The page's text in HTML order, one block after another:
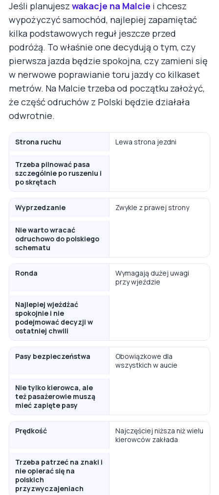
Jeśli planujesz wakacje na Malcie i chcesz
wypożyczyć samochód, najlepiej zapamiętać
kilka podstawowych reguł jeszcze przed
podróżą. To właśnie one decydują o tym, czy
pierwsza jazda będzie spokojna, czy zamieni się
w nerwowe poprawianie toru jazdy co kilkaset
metrów. Na Malcie trzeba od początku założyć,
że część odruchów z Polski będzie działała
odwrotnie.
Strona ruchu Lewa strona jezdni
Trzeba pilnować pasa
szczególnie po ruszeniu i
po skrętach
Wyprzedzanie Zwykle z prawej strony
Nie warto wracać
odruchowo do polskiego
schematu
Ronda
Wymagają dużej uwagi
przy wjeździe
Najlepiej wjeżdżać
spokojnie i nie
podejmować decyzji w
ostatniej chwili
Pasy bezpieczeństwa
Obowiązkowe dla
wszystkich w aucie
Nie tylko kierowca, ale
też pasażerowie muszą
mieć zapięte pasy
Prędkość
Najczęściej niższa niż wielu
kierowców zakłada
Trzeba patrzeć na znaki i
nie opierać się na
polskich
przyzwyczajeniach